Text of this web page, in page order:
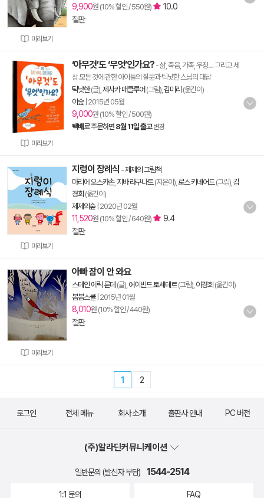
미리보기
9,900원 (10% 할인 / 550원)
10.0
절판
미리보기
‘아무것’도 ‘무엇’인가요? - 삶, 죽음, 가족, 우정… 그리고 세
상 모든 것에 관한 아이들의 질문과 틱낫한 스님의 대답
틱낫한(글), 제사카 매클루어 (그림), 김미리 (옮긴이)
이숲| 2015년 05월
9,000원 (10% 할인 / 500원)
택배로 주문하면 8월 11일 출고 변경
미리보기
지렁이 장례식 -제제의 그림책
마리에 오스카손, 지바 라구나트(지은이), 로스 키네어드(그림), 김
경희 (옮긴이)
제제의숲| 2020년 02월
11,520원 (10% 할인 / 640원)
9.4
절판
미리보기
아빠 잠이 안 와요
스테인 에릭 룬데 (글), 어이빈드 토세테르(그림), 이경희 (옮긴이)
봄봄스쿨| 2015년 01월
8,010원 (10% 할인 / 440원)
절판
1 2
로그인 전체 메뉴 회사 소개 출판사 안내 PC 버전
(주)알라딘커뮤니케이션
일반문의 (발신자 부담) 1544-2514
1:1 문의 FAQ